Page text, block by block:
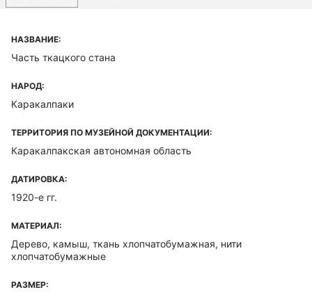
НАЗВАНИЕ:
Часть ткацкого стана
НАРОД:
Каракалпаки
ТЕРРИТОРИЯ ПО МУЗЕЙНОЙ ДОКУМЕНТАЦИИ:
Каракалпакская автономная область
ДАТИРОВКА:
1920-е гг.
МАТЕРИАЛ:
Дерево, камыш, ткань хлопчатобумажная, нити
хлопчатобумажные
РАЗМЕР: